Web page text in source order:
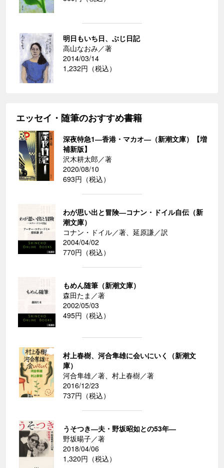
明日もいち日、ぶじ日記
高山なおみ／著
2014/03/14
1,232円（税込）
エッセイ・随筆のおすすめ書籍
深夜特急1―香港・マカオ―（新潮文庫）【増
補新版】
沢木耕太郎／著
2020/08/10
693円（税込）
わが思い出と冒険―コナン・ドイル自伝（新
潮文庫）
コナン・ドイル／著、延原謙／訳
2004/04/02
770円（税込）
もめん随筆（新潮文庫）
森田たま／著
2002/05/03
495円（税込）
村上春樹、河合隼雄に会いにいく（新潮文
庫）
河合隼雄／著、村上春樹／著
2016/12/23
737円（税込）
うそつき―夫・野坂昭如との53年―
野坂暘子／著
2018/04/06
1,320円（税込）